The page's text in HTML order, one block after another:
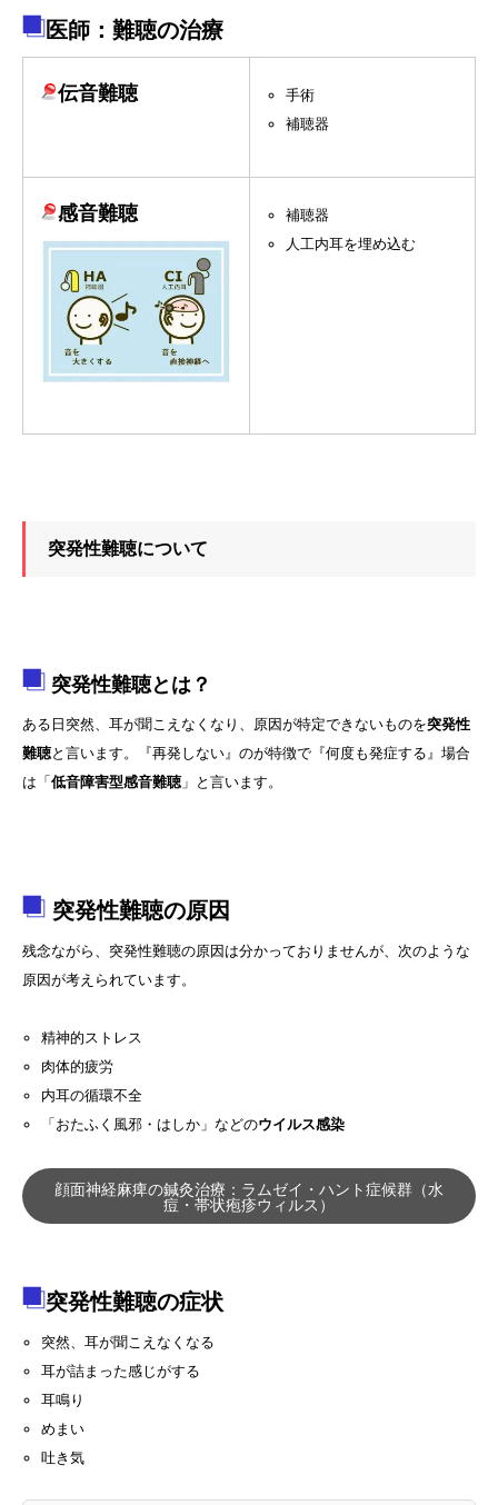
医師：難聴の治療
伝音難聴
手術
補聴器
感音難聴
補聴器
人工内耳を埋め込む
突発性難聴について
突発性難聴とは？
ある日突然、耳が聞こえなくなり、原因が特定できないものを突発性
難聴と言います。『再発しない』のが特徴で『何度も発症する』場合
は「 低音障害型感音難聴」と言います。
突発性難聴の原因
残念ながら、突発性難聴の原因は分かっておりませんが、次のような
原因が考えられています。
精神的ストレス
肉体的疲労
内耳の循環不全
「おたふく風邪・はしか」などのウイルス感染
顔面神経麻痺の鍼灸治療：ラムゼイ・ハント症候群（水
痘・帯状疱疹ウィルス）
突発性難聴の症状
突然、耳が聞こえなくなる
耳が詰まった感じがする
耳鳴り
めまい
吐き気